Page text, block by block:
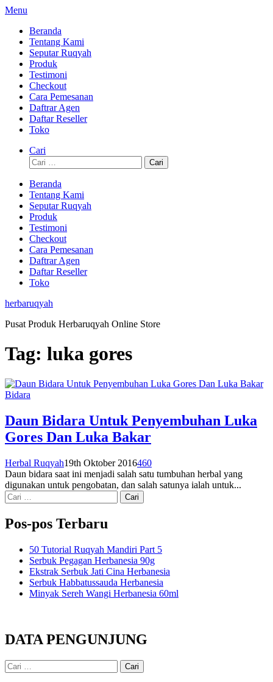
Lompat
konten
Menu
Beranda
Tentang Kami
Seputar Ruqyah
Produk
Testimoni
Checkout
Cara Pemesanan
Daftrar Agen
Daftar Reseller
Toko
Cari
Cari
untuk:
Beranda
Tentang Kami
Seputar Ruqyah
Produk
Testimoni
Checkout
Cara Pemesanan
Daftrar Agen
Daftar Reseller
Toko
herbaruqyah
Pusat Produk Herbaruqyah Online Store
Tag: luka gores
Bidara
Daun Bidara Untuk Penyembuhan Luka
Gores Dan Luka Bakar
Herbal Ruqyah19th Oktober 2016460
Daun bidara saat ini menjadi salah satu tumbuhan herbal yang
digunakan untuk pengobatan, dan salah satunya ialah untuk...
Cari
untuk:
Pos-pos Terbaru
50 Tutorial Ruqyah Mandiri Part 5
Serbuk Pegagan Herbanesia 90g
Ekstrak Serbuk Jati Cina Herbanesia
Serbuk Habbatussauda Herbanesia
Minyak Sereh Wangi Herbanesia 60ml
DATA PENGUNJUNG
Cari
untuk: